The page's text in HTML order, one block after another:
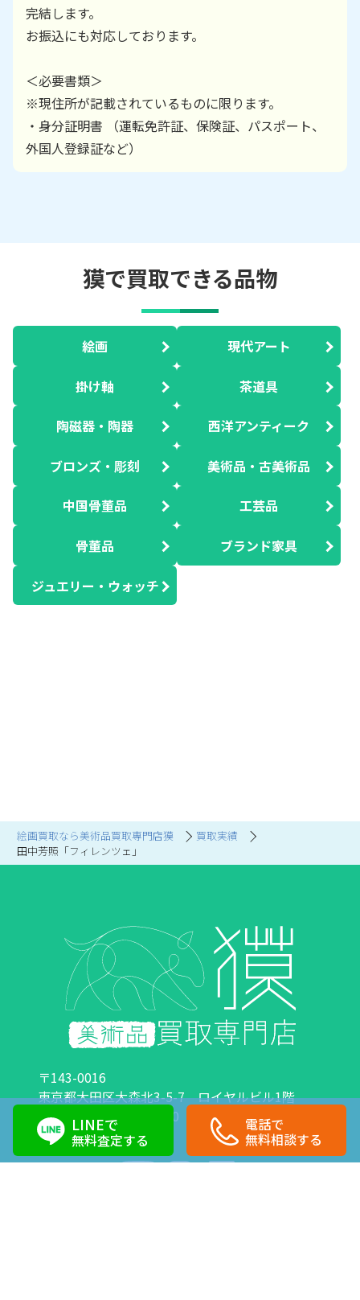
LINEで
無料査定する
電話で
無料相談する
絵画買取なら美術品買取専門店獏
買取実績
田中芳照「フィレンツェ」
完結します。
お振込にも対応しております。
＜必要書類＞
※現住所が記載されているものに限ります。
・身分証明書 （運転免許証、保険証、パスポート、
外国人登録証など）
獏で買取できる品物
絵画 現代アート
掛け軸 茶道具
陶磁器・陶器 西洋アンティーク
ブロンズ・彫刻 美術品・古美術品
中国骨董品 工芸品
骨董品 ブランド家具
ジュエリー・ウォッチ
〒143-0016
東京都大田区大森北3-5-7 ロイヤルビル1階
営業時間：10:00～18:00 定休日：日曜日・祝日
0120-89-0007 03-6423-1033